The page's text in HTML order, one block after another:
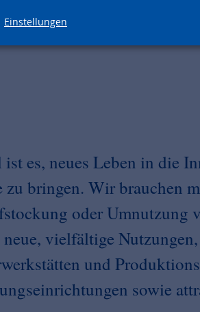
es, neues Leben in die
zu bringen. Wir brauchen
oder Umnutzung
neue, vielfältige
und
sowie
Einstellungen